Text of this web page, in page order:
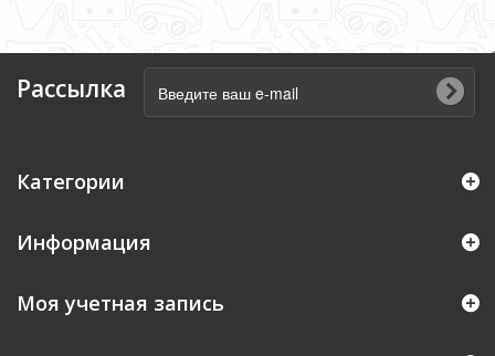
Рассылка
Категории
Информация
Моя учетная запись